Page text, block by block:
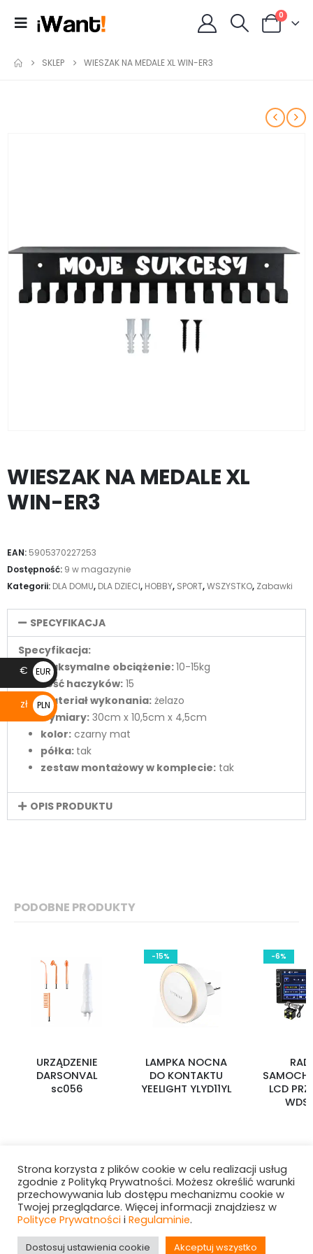
0
SKLEP WIESZAK NA MEDALE XL WIN-ER3
WIESZAK NA MEDALE XL
WIN-ER3
EAN: 5905370227253
Dostępność: 9 w magazynie
Kategorii: DLA DOMU, DLA DZIECI, HOBBY, SPORT,WSZYSTKO, Zabawki
SPECYFIKACJA
Specyfikacja:
maksymalne obciążenie:10-15kg
ilość haczyków: 15
materiał wykonania: żelazo
wymiary: 30cm x 10,5cm x 4,5cm
kolor: czarny mat
półka: tak
zestaw montażowy w komplecie: tak
OPIS PRODUKTU
PODOBNE PRODUKTY
URZĄDZENIE
DARSONVAL
sc056
-15%
LAMPKA NOCNA
DO KONTAKTU
YEELIGHT YLYD11YL
-6%
LCD
Hurtownia i-Want! © 2025. All Rights Reserved
Strona korzysta z plików cookie w celu realizacji usług
zgodnie z Polityką Prywatności. Możesz określić warunki
przechowywania lub dostępu mechanizmu cookie w
Twojej przeglądarce. Więcej informacji znajdziesz w
Polityce Prywatności i Regulaminie.
Dostosuj ustawienia cookie Akceptuj wszystko
€
EUR
€
zł
PLN
zł